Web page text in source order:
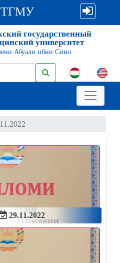
ТГМУ
государственный
университет
Абуали ибни Сино
29.11.2022